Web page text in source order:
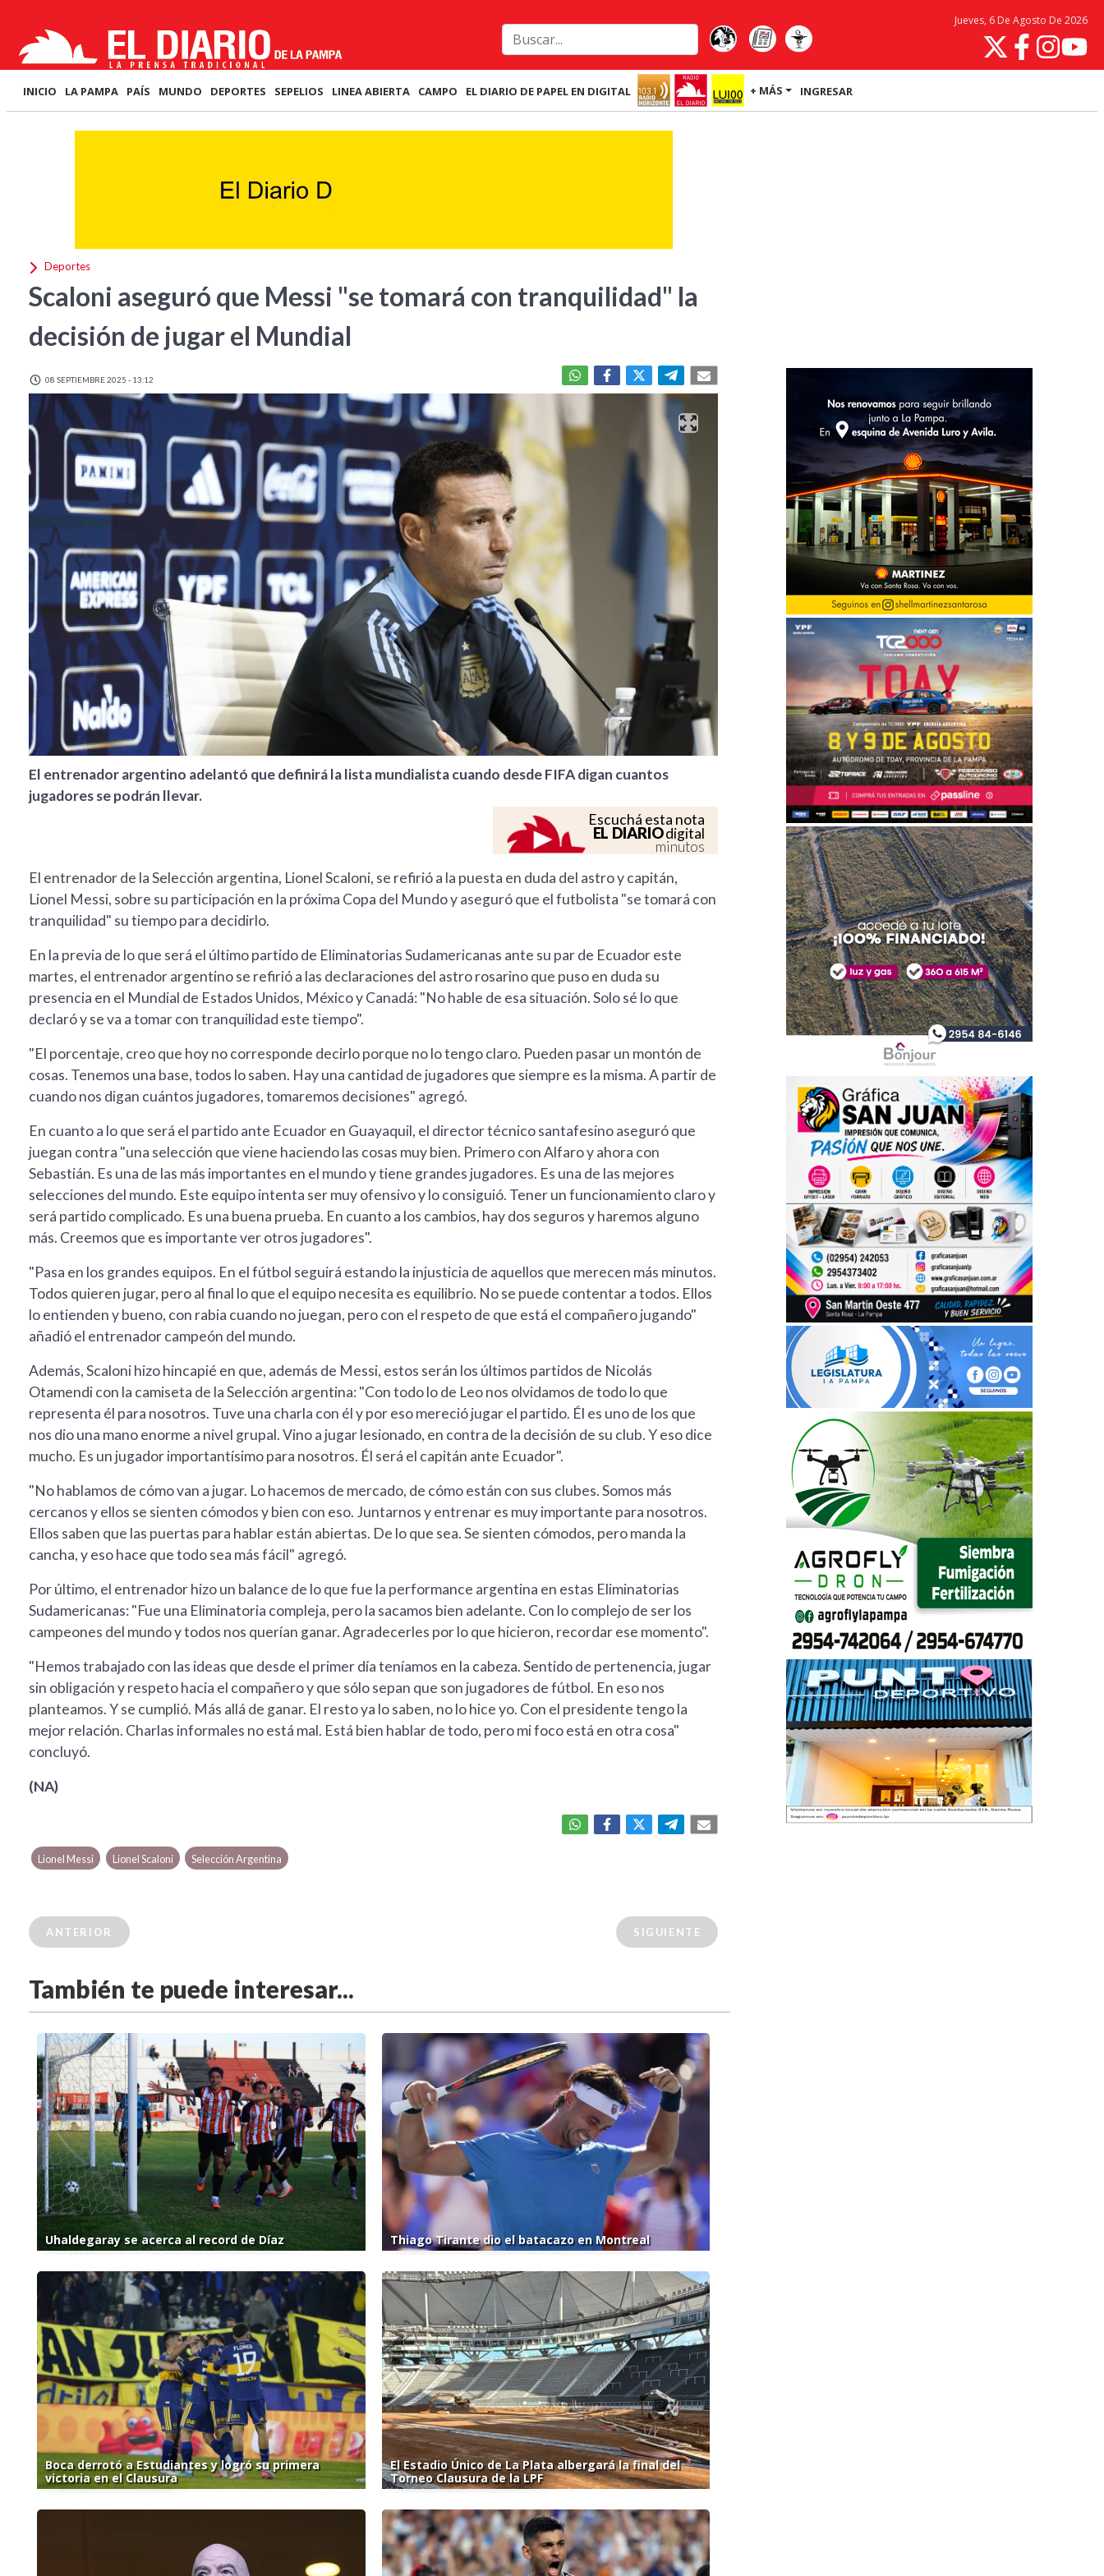
Jueves, 6 De Agosto De 2026
INICIO LA PAMPA PAÍS MUNDO DEPORTES SEPELIOS LINEA ABIERTA CAMPO EL DIARIO DE PAPEL EN DIGITAL + MÁS INGRESAR
Deportes
Scaloni aseguró que Messi "se tomará con tranquilidad" la
decisión de jugar el Mundial
08 SEPTIEMBRE 2025 - 13:12
El entrenador argentino adelantó que definirá la lista mundialista cuando desde FIFA digan cuantos
jugadores se podrán llevar.
Escuchá esta nota
EL DIARIOdigital
minutos
El entrenador de la Selección argentina, Lionel Scaloni, se refirió a la puesta en duda del astro y capitán,
Lionel Messi, sobre su participación en la próxima Copa del Mundo y aseguró que el futbolista "se tomará con
tranquilidad" su tiempo para decidirlo.
En la previa de lo que será el último partido de Eliminatorias Sudamericanas ante su par de Ecuador este
martes, el entrenador argentino se refirió a las declaraciones del astro rosarino que puso en duda su
presencia en el Mundial de Estados Unidos, México y Canadá: "No hable de esa situación. Solo sé lo que
declaró y se va a tomar con tranquilidad este tiempo".
"El porcentaje, creo que hoy no corresponde decirlo porque no lo tengo claro. Pueden pasar un montón de
cosas. Tenemos una base, todos lo saben. Hay una cantidad de jugadores que siempre es la misma. A partir de
cuando nos digan cuántos jugadores, tomaremos decisiones" agregó.
En cuanto a lo que será el partido ante Ecuador en Guayaquil, el director técnico santafesino aseguró que
juegan contra "una selección que viene haciendo las cosas muy bien. Primero con Alfaro y ahora con
Sebastián. Es una de las más importantes en el mundo y tiene grandes jugadores. Es una de las mejores
selecciones del mundo. Este equipo intenta ser muy ofensivo y lo consiguió. Tener un funcionamiento claro y
será partido complicado. Es una buena prueba. En cuanto a los cambios, hay dos seguros y haremos alguno
más. Creemos que es importante ver otros jugadores".
"Pasa en los grandes equipos. En el fútbol seguirá estando la injusticia de aquellos que merecen más minutos.
Todos quieren jugar, pero al final lo que el equipo necesita es equilibrio. No se puede contentar a todos. Ellos
lo entienden y bueno, con rabia cuando no juegan, pero con el respeto de que está el compañero jugando"
añadió el entrenador campeón del mundo.
Además, Scaloni hizo hincapié en que, además de Messi, estos serán los últimos partidos de Nicolás
Otamendi con la camiseta de la Selección argentina: "Con todo lo de Leo nos olvidamos de todo lo que
representa él para nosotros. Tuve una charla con él y por eso mereció jugar el partido. Él es uno de los que
nos dio una mano enorme a nivel grupal. Vino a jugar lesionado, en contra de la decisión de su club. Y eso dice
mucho. Es un jugador importantísimo para nosotros. Él será el capitán ante Ecuador".
"No hablamos de cómo van a jugar. Lo hacemos de mercado, de cómo están con sus clubes. Somos más
cercanos y ellos se sienten cómodos y bien con eso. Juntarnos y entrenar es muy importante para nosotros.
Ellos saben que las puertas para hablar están abiertas. De lo que sea. Se sienten cómodos, pero manda la
cancha, y eso hace que todo sea más fácil" agregó.
Por último, el entrenador hizo un balance de lo que fue la performance argentina en estas Eliminatorias
Sudamericanas: "Fue una Eliminatoria compleja, pero la sacamos bien adelante. Con lo complejo de ser los
campeones del mundo y todos nos querían ganar. Agradecerles por lo que hicieron, recordar ese momento".
"Hemos trabajado con las ideas que desde el primer día teníamos en la cabeza. Sentido de pertenencia, jugar
sin obligación y respeto hacia el compañero y que sólo sepan que son jugadores de fútbol. En eso nos
planteamos. Y se cumplió. Más allá de ganar. El resto ya lo saben, no lo hice yo. Con el presidente tengo la
mejor relación. Charlas informales no está mal. Está bien hablar de todo, pero mi foco está en otra cosa"
concluyó.
(NA)
Lionel Messi Lionel Scaloni Selección Argentina
ANTERIOR SIGUIENTE
También te puede interesar...
Uhaldegaray se acerca al record de Díaz Thiago Tirante dio el batacazo en Montreal
Boca derrotó a Estudiantes y logró su primera
victoria en el Clausura
El Estadio Único de La Plata albergará la final del
Torneo Clausura de la LPF